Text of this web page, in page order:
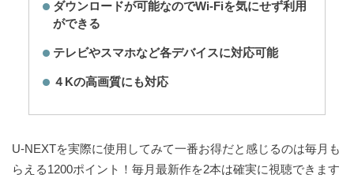
ダウンロードが可能なのでWi-Fiを気にせず利用
ができる
テレビやスマホなど各デバイスに対応可能
４Kの高画質にも対応
U-NEXTを実際に使用してみて一番お得だと感じるのは毎月も
らえる1200ポイント！毎月最新作を2本は確実に視聴できます